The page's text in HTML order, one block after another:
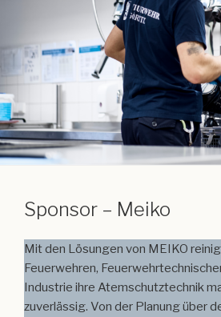
Sponsor – Meiko
Mit den Lösungen von MEIKO
Feuerwehren,
Industrie ihre Atemschutztechnik
zuverlässig. Von der Planung über